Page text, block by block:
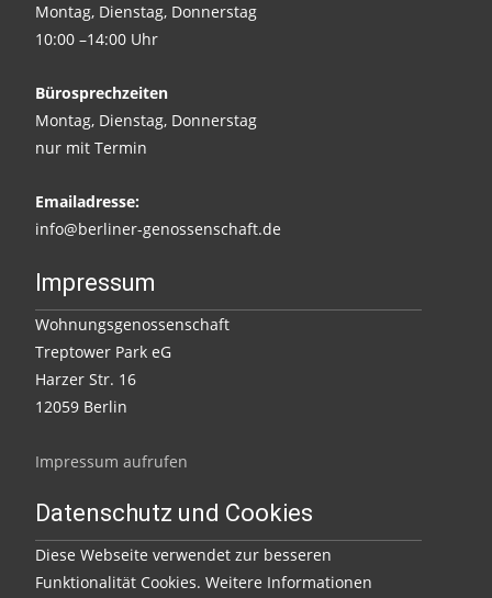
Montag, Dienstag, Donnerstag
10:00 –14:00 Uhr
Bürosprechzeiten
Montag, Dienstag, Donnerstag
nur mit Termin
Emailadresse:
info@berliner-genossenschaft.de
Impressum
Wohnungsgenossenschaft
Treptower Park eG
Harzer Str. 16
12059 Berlin
Impressum aufrufen
Datenschutz und Cookies
Diese Webseite verwendet zur besseren
Funktionalität Cookies. Weitere Informationen